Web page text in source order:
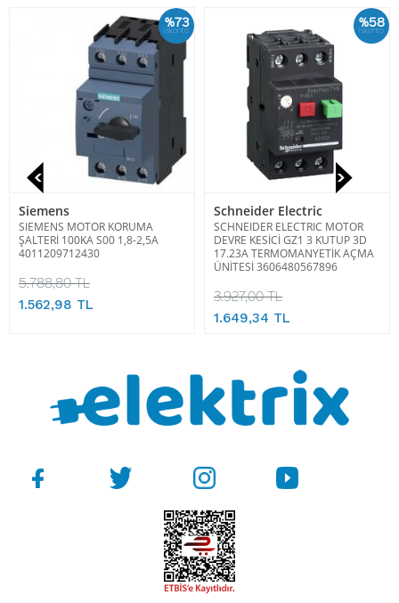
%73
İskonto
Siemens
SIEMENS MOTOR KORUMA
ŞALTERİ 100KA S00 1,8-2,5A
4011209712430
5.788,80 TL
1.562,98 TL
%58
İskonto
Schneider Electric
SCHNEIDER ELECTRIC MOTOR
DEVRE KESİCİ GZ1 3 KUTUP 3D
17.23A TERMOMANYETİK AÇMA
ÜNİTESİ 3606480567896
3.927,00 TL
1.649,34 TL